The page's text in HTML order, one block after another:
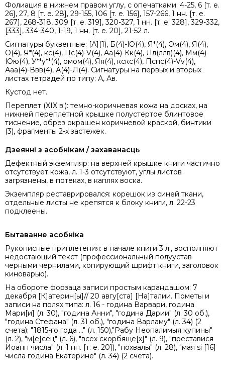
Фолиация в нижнем правом углу, с опечатками: 4-25, 6 [т. е.
26], 27, 8 [т. е. 28], 29-155, 106 [т. е. 156], 157-266, 1 нн. [т. е.
267], 268-318, 309 [т. е. 319], 320-327, 1 нн. [т. е. 328], 329-332,
[333], 334-340, 1-19, 1 нн. [т. е. 20], 21-52 л.
Сигнатуры буквенные: [А](1), Б(4)-Ю(4), Я*(4), Ом(4), Я(4),
О(4), Я*(4), кс(4), Пс(4)-V(4), Аа(4)-Кк(4), Лл(ллв)(4), Мм(4)-
Юю(4), У**у**(4), омом(4), Яя(4), кскс(4), Пспс(4)-Vv(4),
Ааа(4)-Ввв(4), А(4)-Л(4). Сигнатуры на первых и вторых
листах тетрадей по типу: А, Ав.
Кустод нет.
Переплет (XIX в.): темно-коричневая кожа на досках, на
нижней переплетной крышке полустертое блинтовое
тиснение, обрез окрашен коричневой краской, бинтики
(3), фрагменты 2-х застежек.
Дзеянні з асобнікам / захаванасць
Дефектный экземпляр: на верхней крышке книги частично
отсутствует кожа, л. 1-3 отсутствуют, углы листов
загрязнены, в потеках, в каплях воска.
Экземпляр реставрировался: корешок из синей ткани,
отдельные листы не крепятся к блоку книги, л. 22-23
подклеены.
Бытаванне асобніка
Рукописные приплетения: в начале книги 3 л., восполняют
недостающий текст (профессиональный полуустав
черными чернилами, копирующий шрифт книги, заголовок
киноварью).
На обороте форзаца записи простым карандашом: 7
декабря [К]атерин[ы]// 20 авгу[ста] [На]талии. Пометы и
записи на полях типа: л. 16 - година Варвари, година
Мари[и] (л. 30), "година Анни", "година Дарии" (л. 30 об.),
"година Стефана" (л. 31 об.), "година Варламу" (л. 34) (2
счета); "1815-го года ..." (л. 150),"Рабу Неопалимыя купины"
(л. 2), "м[е]сец" (л. 6), "всех скорбяще[х]" (л. 9), "преставися
Иоанн числа" (л. 1 нн. [т. е. 20]), "похвалы" (л. 28), "мая si [16]
числа година Екатерине" (л. 34) (2 счета).